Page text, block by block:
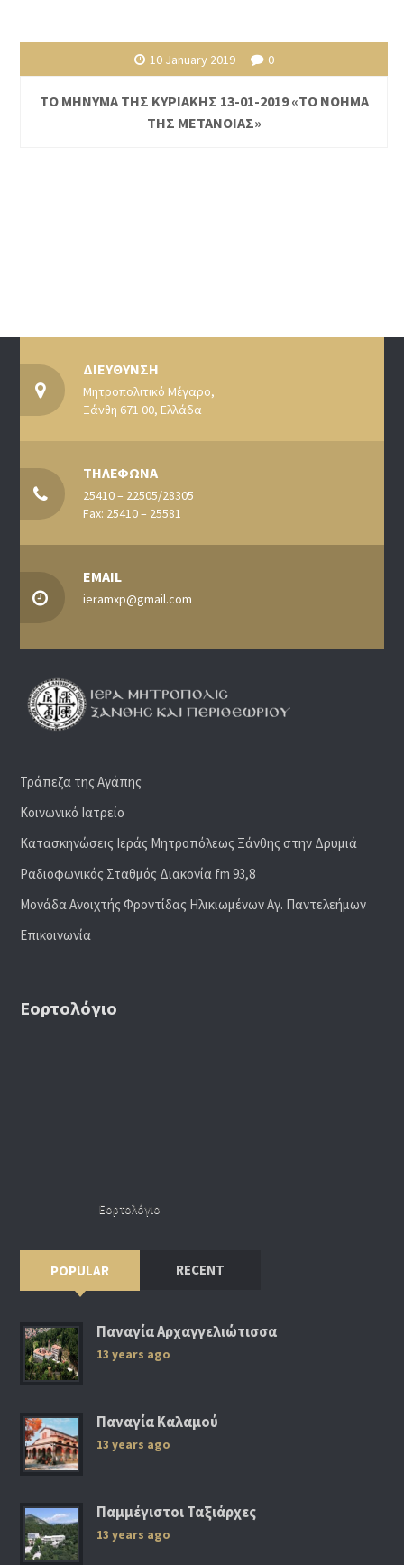
10 January 2019 0
ΤΟ ΜΗΝΥΜΑ ΤΗΣ ΚΥΡΙΑΚΗΣ 13-01-2019 «ΤΟ ΝΟΗΜΑ
ΤΗΣ ΜΕΤΑΝΟΙΑΣ»
ΔΙΕΥΘΥΝΣΗ
Μητροπολιτικό Μέγαρο,
Ξάνθη 671 00, Ελλάδα
ΤΗΛΕΦΩΝΑ
25410 – 22505/28305
Fax: 25410 – 25581
EMAIL
ieramxp@gmail.com
Τράπεζα της Αγάπης
Κοινωνικό Ιατρείο
Κατασκηνώσεις Ιεράς Μητροπόλεως Ξάνθης στην Δρυμιά
Ραδιoφωνικός Σταθμός Διακονία fm 93,8
Μονάδα Ανοιχτής Φροντίδας Ηλικιωμένων Αγ. Παντελεήμων
Επικοινωνία
Εορτολόγιο
Εορτολόγιο
POPULAR RECENT
Παναγία Αρχαγγελιώτισσα
13 years ago
Παναγία Καλαμού
13 years ago
Παμμέγιστοι Ταξιάρχες
13 years ago